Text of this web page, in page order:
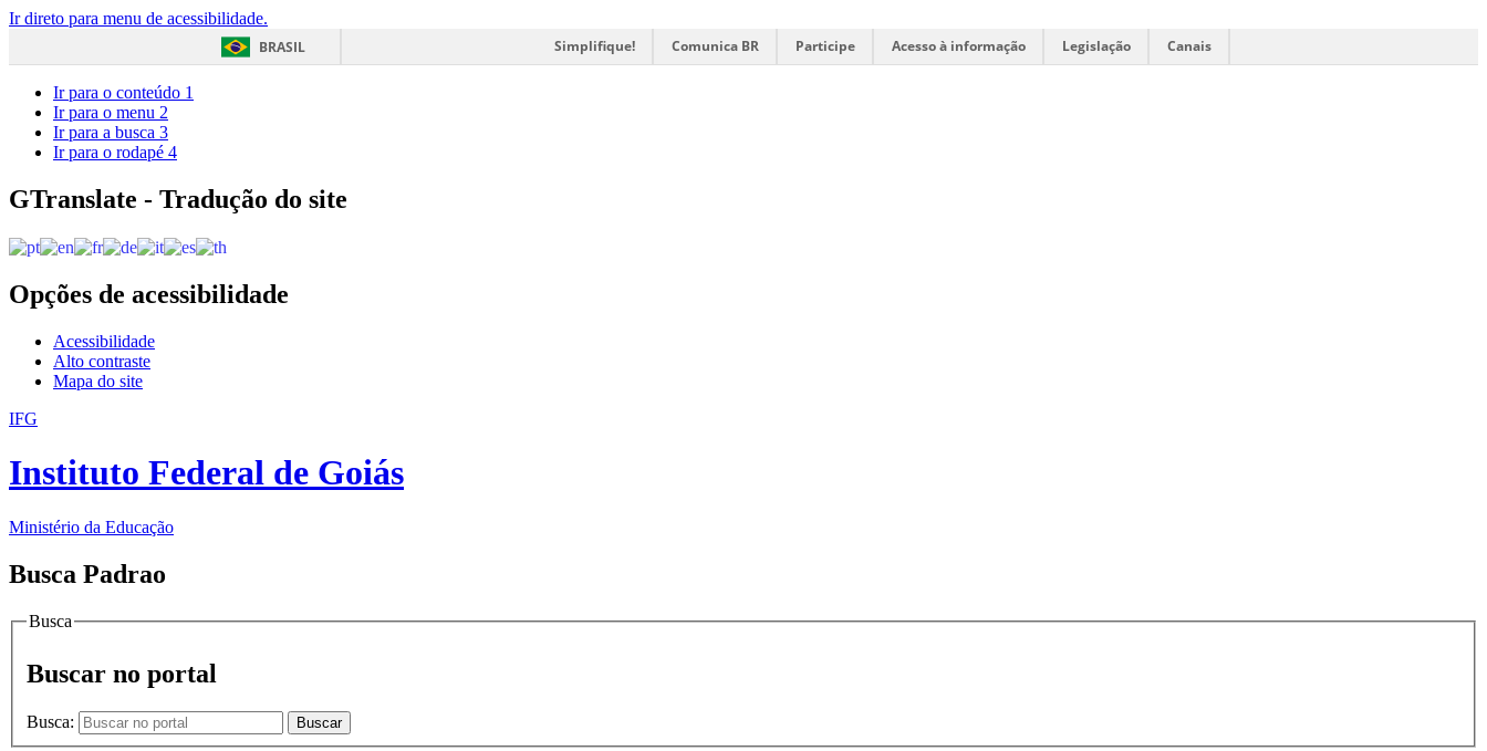
Ir direto para menu de acessibilidade.
BRASIL
Simplifique! Comunica BR Participe Acesso à informação Legislação Canais
Ir para o conteúdo 1
Ir para o menu 2
Ir para a busca 3
Ir para o rodapé 4
GTranslate - Tradução do site
Opções de acessibilidade
Acessibilidade
Alto contraste
Mapa do site
IFG
Instituto Federal de Goiás
Ministério da Educação
Busca Padrao
Busca
Buscar no portal
Busca: Buscar